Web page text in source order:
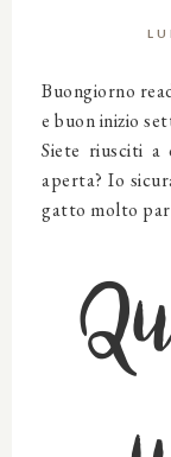
Buongiorno
e buon inizio
Siete riusciti a
aperta? Io
gatto molto